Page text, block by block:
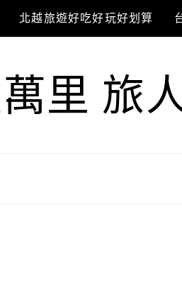
北越旅遊好吃好玩好划算
里 旅